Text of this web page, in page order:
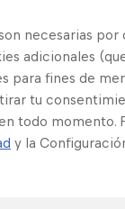
necesarias
adicionales
para fines de
tu
todo momento.
y la